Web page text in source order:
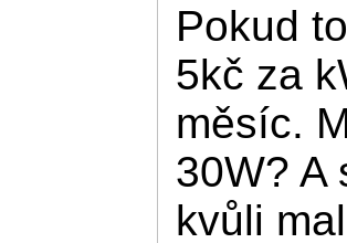
Pokud
5kč za
měsíc.
30W? A
kvůli